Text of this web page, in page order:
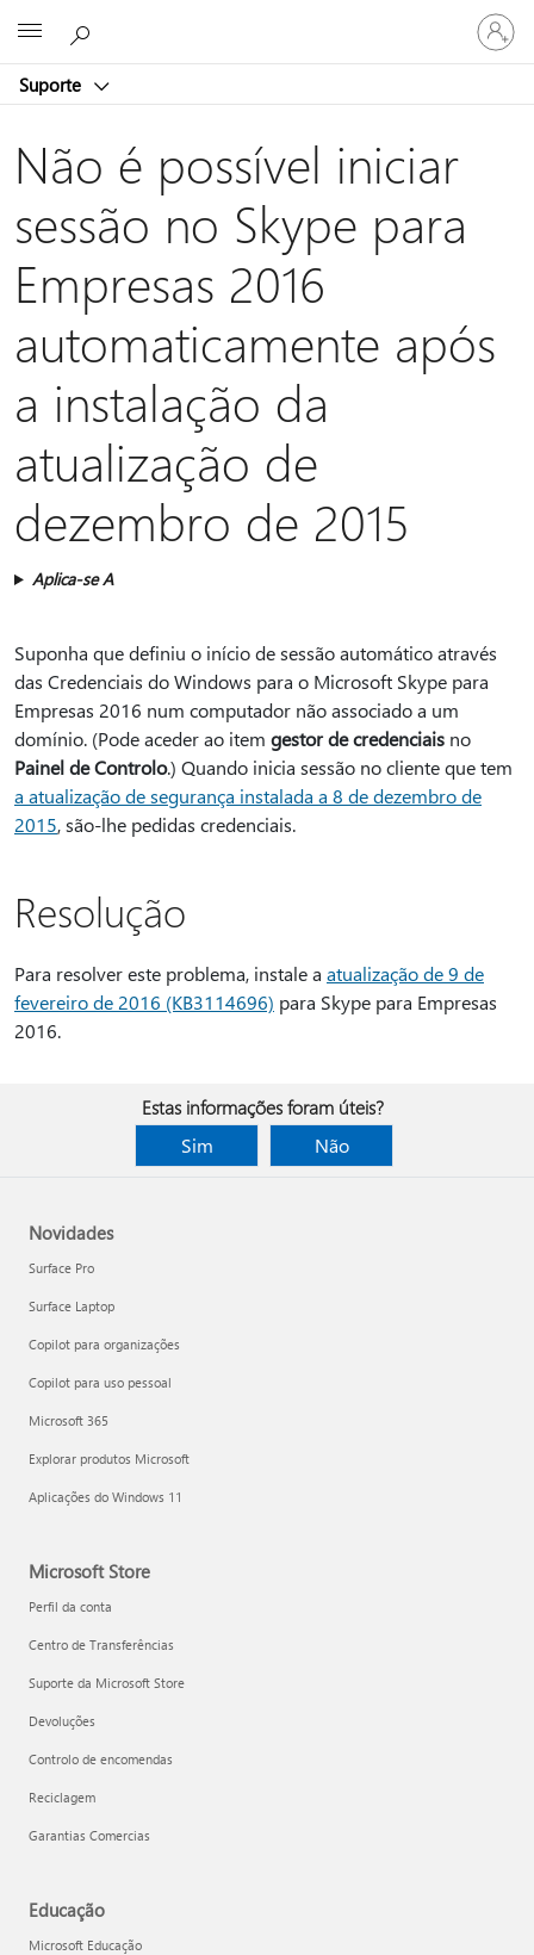
Suporte
Iniciar
sessão
na
Não é possível iniciar
sessão no Skype para
Empresas 2016
automaticamente após
a instalação da
atualização de
dezembro de 2015
Aplica-se A
Suponha que definiu o início de sessão automático através
das Credenciais do Windows para o Microsoft Skype para
Empresas 2016 num computador não associado a um
domínio. (Pode aceder ao item gestor de credenciais no
Painel de Controlo.) Quando inicia sessão no cliente que tem
a atualização de segurança instalada a 8 de dezembro de
2015, são-lhe pedidas credenciais.
Resolução
Para resolver este problema, instale a atualização de 9 de
fevereiro de 2016 (KB3114696) para Skype para Empresas
2016.
Estas informações foram úteis?
Sim
Não
Novidades
Surface Pro
Surface Laptop
Copilot para organizações
Copilot para uso pessoal
Microsoft 365
Explorar produtos Microsoft
Aplicações do Windows 11
Microsoft Store
Perfil da conta
Centro de Transferências
Suporte da Microsoft Store
Devoluções
Controlo de encomendas
Reciclagem
Garantias Comercias
Educação
Microsoft Educação